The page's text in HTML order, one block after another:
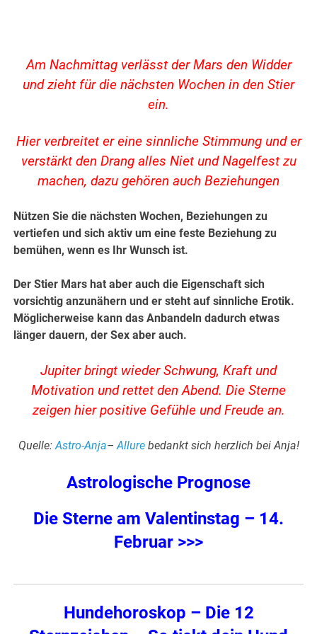
Am Nachmittag verlässt der Mars den Widder
und zieht für die nächsten Wochen in den Stier
ein.
Hier verbreitet er eine sinnliche Stimmung und er
verstärkt den Drang alles Niet und Nagelfest zu
machen, dazu gehören auch Beziehungen
Nützen Sie die nächsten Wochen, Beziehungen zu
vertiefen und sich aktiv um eine feste Beziehung zu
bemühen, wenn es Ihr Wunsch ist.
Der Stier Mars hat aber auch die Eigenschaft sich
vorsichtig anzunähern und er steht auf sinnliche Erotik.
Möglicherweise kann das Anbandeln dadurch etwas
länger dauern, der Sex aber auch.
Jupiter bringt wieder Schwung, Kraft und
Motivation und rettet den Abend. Die Sterne
zeigen hier positive Gefühle und Freude an.
Quelle:Astro-Anja–Allurebedankt sich herzlich bei Anja!
Astrologische Prognose
Die Sterne am Valentinstag – 14.
Februar >>>
Hundehoroskop – Die 12